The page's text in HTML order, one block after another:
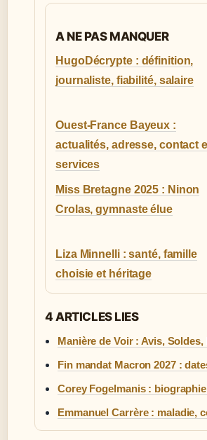
A NE PAS MANQUER
HugoDécrypte : définition,
journaliste, fiabilité, salaire
Ouest-France Bayeux :
actualités, adresse, contact
services
Miss Bretagne 2025 : Ninon
Crolas, gymnaste élue
Liza Minnelli : santé, famille
choisie et héritage
4 ARTICLES LIES
Manière de Voir : Avis,
Fin mandat Macron 2027 :
Corey Fogelmanis :
Emmanuel Carrère : maladie,